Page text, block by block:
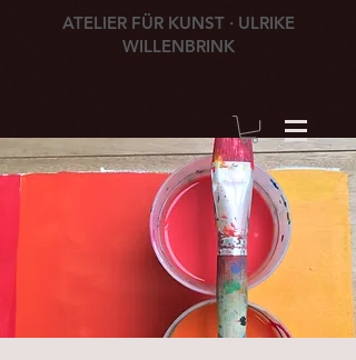
ATELIER FÜR KUNST · ULRIKE
WILLENBRINK